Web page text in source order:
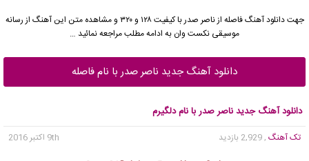
جهت دانلود آهنگ فاصله ازناصر صدر
با کیفیت ۱۲۸ و ۳۲۰ و مشاهده متن این آهنگ از رسانه
موسیقی نکست وان به ادامه مطلب مراجعه نمائید …
دانلود آهنگ جدید ناصر صدر با نام فاصله
دانلود آهنگ جدید ناصر صدر با نام دلگیرم
تک آهنگ , 2,929 بازدید
9th اکتبر 2016